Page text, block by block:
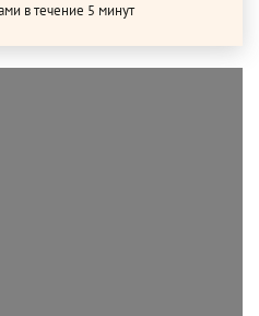
в течение 5 минут